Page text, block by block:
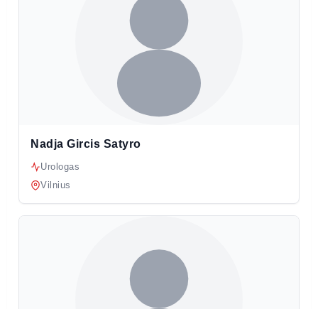
Nadja Gircis Satyro
Urologas
Vilnius